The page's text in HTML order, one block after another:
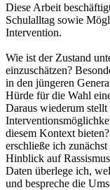
Diese Arbeit
Schulalltag sowie
Intervention.
Wie ist der Zustand
einzuschätzen?
in den jüngeren
Hürde für die Wahl
Daraus wiederum
diesem Kontext
erschließe ich
Hinblick auf
Daten überlege ich,
und bespreche die